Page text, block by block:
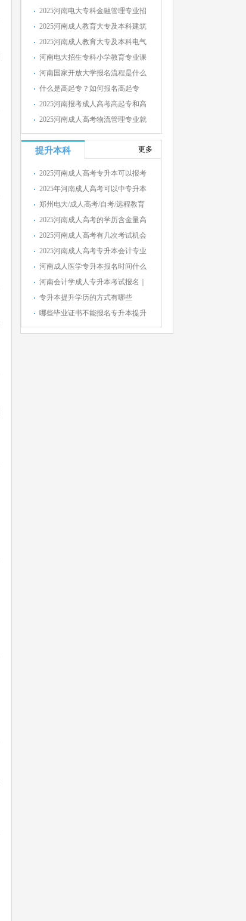
2025河南电大专科金融管理专业招
2025河南成人教育大专及本科建筑
2025河南成人教育大专及本科电气
河南电大招生专科小学教育专业课
河南国家开放大学报名流程是什么
什么是高起专？如何报名高起专
2025河南报考成人高考高起专和高
2025河南成人高考物流管理专业就
提升本科 更多
2025河南成人高考专升本可以报考
2025年河南成人高考可以中专升本
郑州电大/成人高考/自考/远程教育
2025河南成人高考的学历含金量高
2025河南成人高考有几次考试机会
2025河南成人高考专升本会计专业
河南成人医学专升本报名时间什么
河南会计学成人专升本考试报名｜
专升本提升学历的方式有哪些
哪些毕业证书不能报名专升本提升